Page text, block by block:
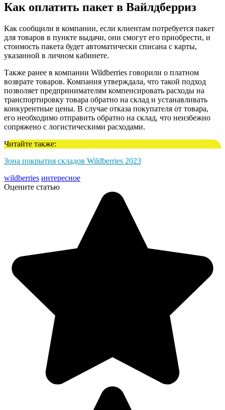
Как оплатить пакет в Вайлдберриз
Как сообщили в компании, если клиентам потребуется пакет
для товаров в пункте выдачи, они смогут его приобрести, и
стоимость пакета будет автоматически списана с карты,
указанной в личном кабинете.
Также ранее в компании Wildberries говорили о платном
возврате товаров. Компания утверждала, что такой подход
позволяет предпринимателям компенсировать расходы на
транспортировку товара обратно на склад и устанавливать
конкурентные цены. В случае отказа покупателя от товара,
его необходимо отправить обратно на склад, что неизбежно
сопряжено с логистическими расходами.
Читайте также:
Зона покрытия складов Wildberries 2023
wildberries интересное
Оцените статью